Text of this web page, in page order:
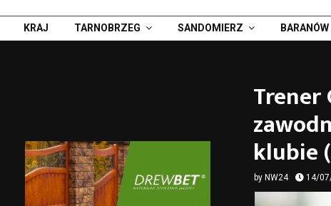
KRAJ TARNOBRZEG SANDOMIERZ
Trener
klubie
by NW24 14/